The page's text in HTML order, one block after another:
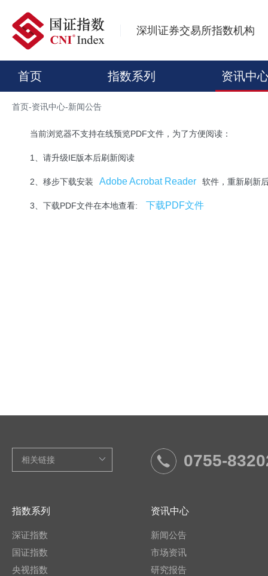
深圳证券交易所指数机构
首页 指数系列 资讯中
首页-资讯中心-新闻公告
当前浏览器不支持在线预览PDF文件，为了方便阅读：
1、请升级IE版本后刷新阅读
2、移步下载安装 Adobe Acrobat Reader 软件，重新刷新
3、下载PDF文件在本地查看: 下载PDF文件
0755-
指数系列
深证指数
国证指数
央视指数
资讯中心
新闻公告
市场资讯
研究报告